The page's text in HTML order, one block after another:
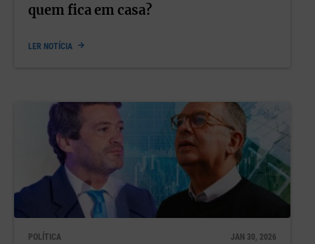
quem fica em casa?
LER NOTÍCIA
POLÍTICA JAN 30, 2026